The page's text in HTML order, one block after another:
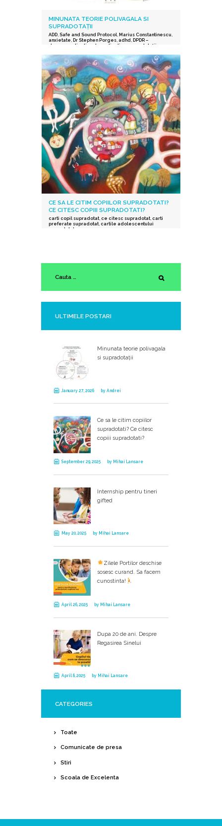
MINUNATA TEORIE POLIVAGALA SI
SUPRADOTAȚII
ADD, Safe and Sound Protocol Marius Constantinescu
anxietate Dr Stephen Porges, adhd DPDR –
depersonalization derealization
supradotații.
supraexcitabilitate supradotati,Protocolul Safe and
Sound
,procesarea senzorială și auditorie
supradotati,Editura Herald,teoria polivagala,
Vindecare in ritmul tau,TSA
CE SA LE CITIM COPIILOR SUPRADOTATI?
CE CITESC COPIII SUPRADOTATI?
carti copil supradotat, ce citesc supradotat, carti
preferate supradotat, cartile adolescentului
supradotat
ULTIMELE POSTARI
Minunata teorie polivagala
si supradotații
January 27, 2026 byAndrei
Ce sa le citim copiilor
supradotati? Ce citesc
copiii supradotati?
September 29, 2025 by Mihai Lansare
Internship pentru tineri
gifted
May 20, 2025 by Mihai Lansare
Zilele Portilor deschise
sosesc curand. Sa facem
cunostinta!
April 26, 2025 by Mihai Lansare
Dupa 20 de ani. Despre
Regasirea Sinelui
April 8, 2025 by Mihai Lansare
CATEGORIES
Toate
Comunicate de presa
Stiri
Scoala de Excelenta